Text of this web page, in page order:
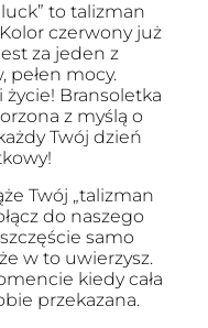
to talizman
czerwony już
za jeden z
pełen mocy.
życie! Bransoletka
z myślą o
Twój dzień
Twój „talizman
do naszego
samo
w to uwierzysz.
kiedy cała
przekazana.